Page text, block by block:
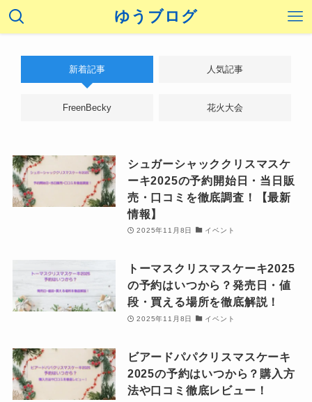
ゆうブログ
新着記事 人気記事
FreenBecky 花火大会
シュガーシャッククリスマスケ
ーキ2025の予約開始日・当日販
売・口コミを徹底調査！【最新
情報】
2025年11月8日 イベント
トーマスクリスマスケーキ2025
の予約はいつから？発売日・値
段・買える場所を徹底解説！
2025年11月8日 イベント
ビアードパパクリスマスケーキ
2025の予約はいつから？購入方
法や口コミ徹底レビュー！